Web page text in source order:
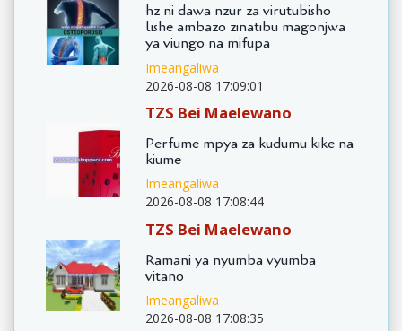
hz ni dawa nzur za virutubisho
lishe ambazo zinatibu magonjwa
ya viungo na mifupa
Imeangaliwa
2026-08-08 17:09:01
TZS Bei Maelewano
Perfume mpya za kudumu kike na
kiume
Imeangaliwa
2026-08-08 17:08:44
TZS Bei Maelewano
Ramani ya nyumba vyumba
vitano
Imeangaliwa
2026-08-08 17:08:35